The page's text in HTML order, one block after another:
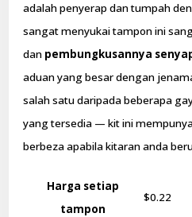
adalah penyerap dan tumpah
sangat menyukai tampon ini
dan pembungkusannya
aduan yang besar dengan
salah satu daripada beberapa
yang tersedia — kit ini
berbeza apabila kitaran anda
Harga setiap
tampon
$0.22